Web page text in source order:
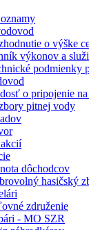
o výške
výkonov a
podmienky
o pripojenie
pitnej vody
dôchodcov
hasičský
združenie
- MO SZR